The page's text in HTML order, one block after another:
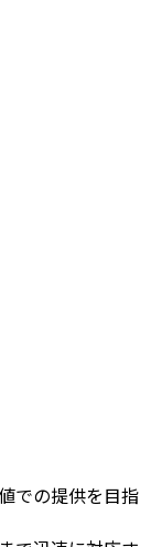
での提供を目指